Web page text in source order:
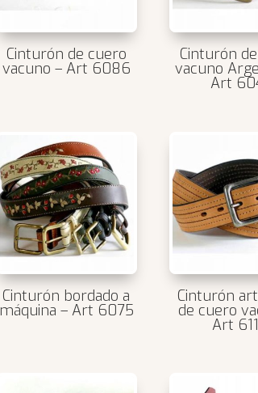
Cinturón de cuero
vacuno – Art 6086
Cinturón
vacuno
Art
Cinturón bordado a
máquina – Art 6075
Cinturón
de cuero
Art